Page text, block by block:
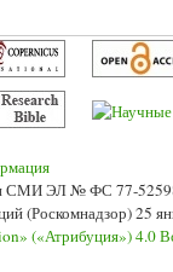
СМИ ЭЛ № ФС 77-
(Роскомнадзор) 25
(«Атрибуция») 4.0